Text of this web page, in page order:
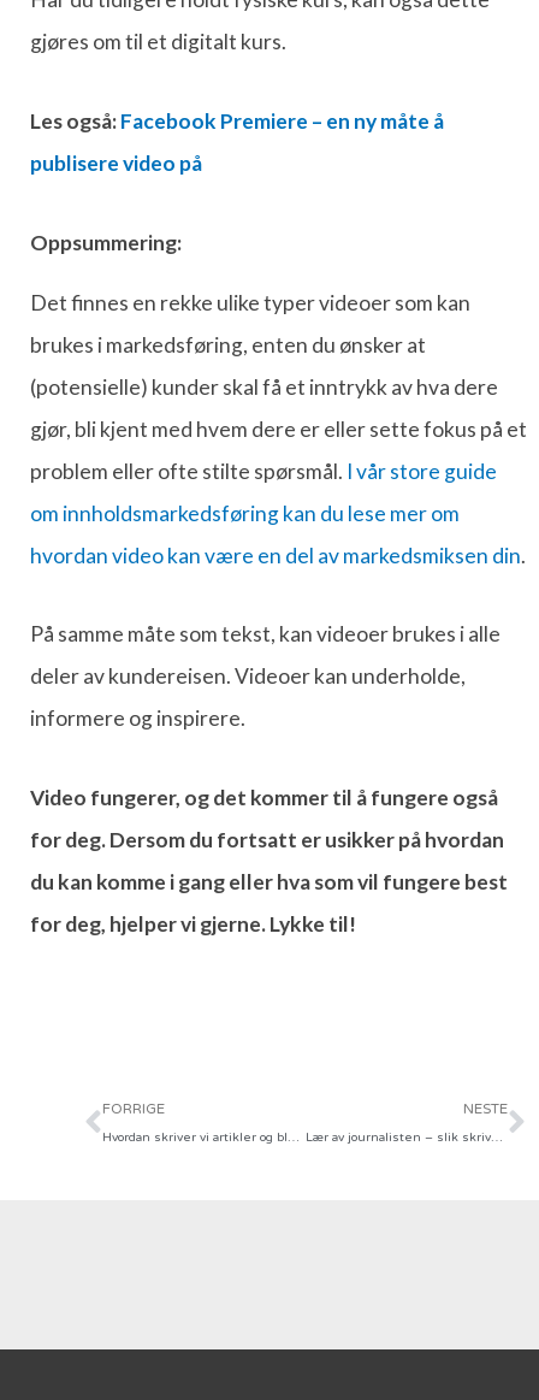
gjøres om til et digitalt kurs.
Les også:Facebook Premiere – en ny måte å
publisere video på
Oppsummering:
Det finnes en rekke ulike typer videoer som kan
brukes i markedsføring, enten du ønsker at
(potensielle) kunder skal få et inntrykk av hva dere
gjør, bli kjent med hvem dere er eller sette fokus på et
problem eller ofte stilte spørsmål. I vår store guide
om innholdsmarkedsføring kan du lese mer om
hvordan video kan være en del av markedsmiksen din.
På samme måte som tekst, kan videoer brukes i alle
deler av kundereisen. Videoer kan underholde,
informere og inspirere.
Video fungerer, og det kommer til å fungere også
for deg. Dersom du fortsatt er usikker på hvordan
du kan komme i gang eller hva som vil fungere best
for deg, hjelper vi gjerne. Lykke til!
Prev
FORRIGE
Hvordan skriver vi artikler og blogginnlegg for kunder? Se vår metode
NESTE
Lær av journalisten – slik skriver du en god artikkel